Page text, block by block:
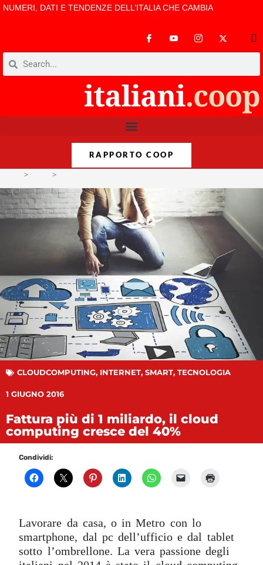
NUMERI, DATI E TENDENZE DELL’ITALIA CHE CAMBIA
RAPPORTO COOP
> >
CLOUDCOMPUTING, INTERNET, SMART, TECNOLOGIA
1 GIUGNO 2016
Fattura più di 1 miliardo, il cloud
computing cresce del 40%
Condividi:
Lavorare da casa, o in Metro con lo
smartphone, dal pc dell’ufficio e dal tablet
sotto l’ombrellone. La vera passione degli